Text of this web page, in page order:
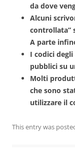
da dove
Alcuni
controllata”
A parte
I codici
pubblici su
Molti
che sono
utilizzare il
This entry was